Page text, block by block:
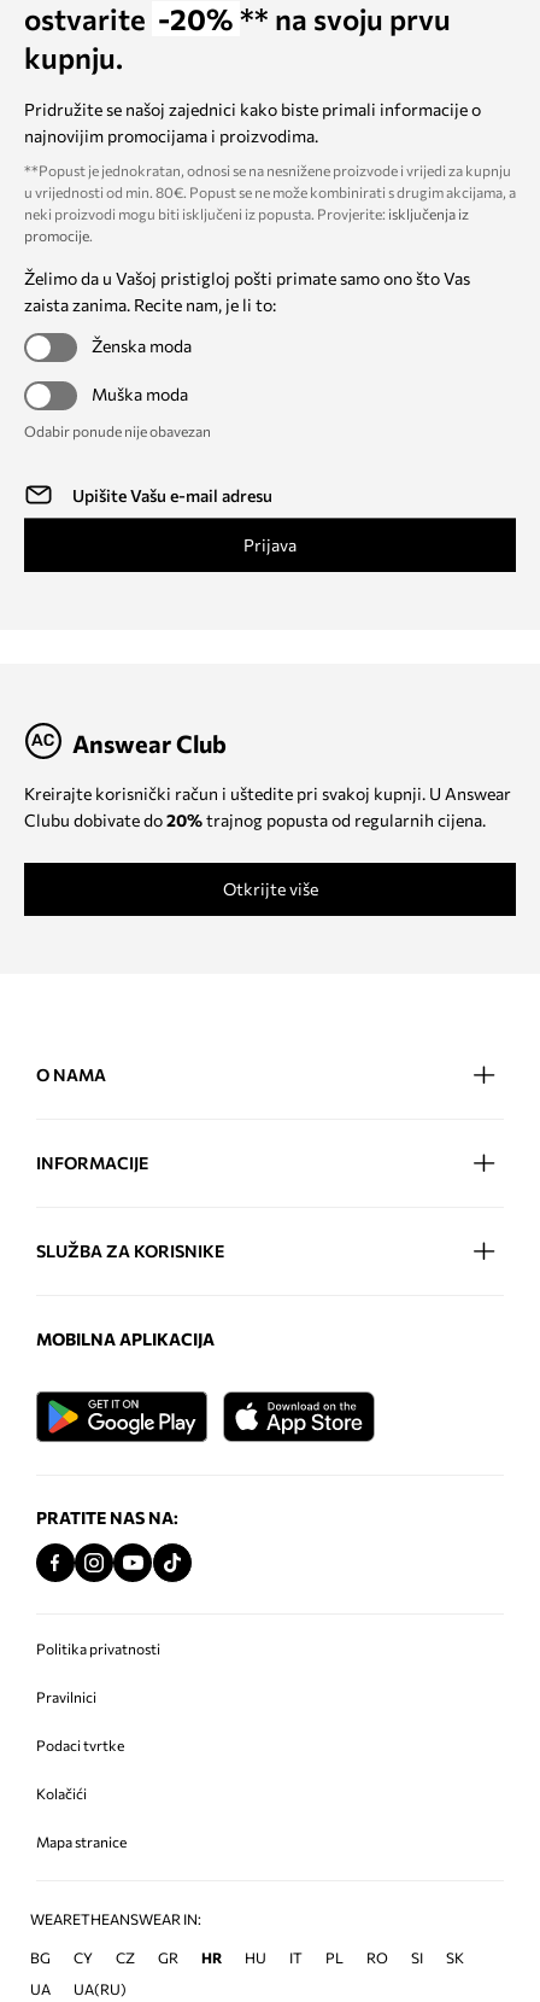
ostvarite -20% ** na svoju prvu
kupnju.
Pridružite se našoj zajednici kako biste primali informacije o
najnovijim promocijama i proizvodima.
**Popust je jednokratan, odnosi se na nesnižene proizvode i vrijedi za kupnju
u vrijednosti od min. 80€. Popust se ne može kombinirati s drugim akcijama, a
neki proizvodi mogu biti isključeni iz popusta. Provjerite: isključenja iz
promocije.
Želimo da u Vašoj pristigloj pošti primate samo ono što Vas
zaista zanima. Recite nam, je li to:
Ženska moda
Muška moda
Odabir ponude nije obavezan
Prijava
Answear Club
Kreirajte korisnički račun i uštedite pri svakoj kupnji. U Answear
Clubu dobivate do20%trajnog popusta od regularnih cijena.
Otkrijte više
O NAMA
INFORMACIJE
SLUŽBA ZA KORISNIKE
MOBILNA APLIKACIJA
PRATITE NAS NA:
Politika privatnosti
Pravilnici
Podaci tvrtke
Kolačići
Mapa stranice
WEARETHEANSWEAR IN:
BG CY CZ GR HR HU IT PL RO SI
SK
UA
UA(RU)